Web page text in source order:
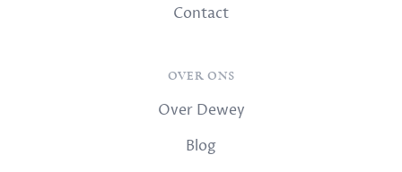
Contact
OVER ONS
Over Dewey
Blog